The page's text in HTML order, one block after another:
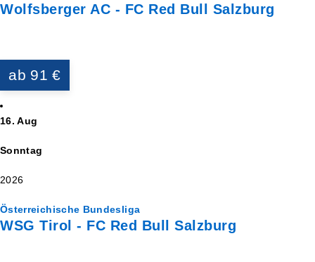
Wolfsberger AC - FC Red Bull Salzburg
ab 91 €
16. Aug
Sonntag
2026
Österreichische Bundesliga
WSG Tirol - FC Red Bull Salzburg